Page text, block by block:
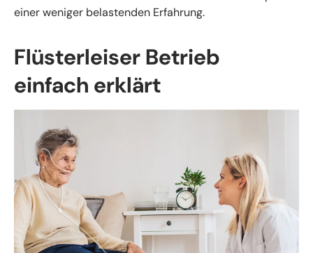
einer weniger belastenden Erfahrung.
Flüsterleiser Betrieb
einfach erklärt